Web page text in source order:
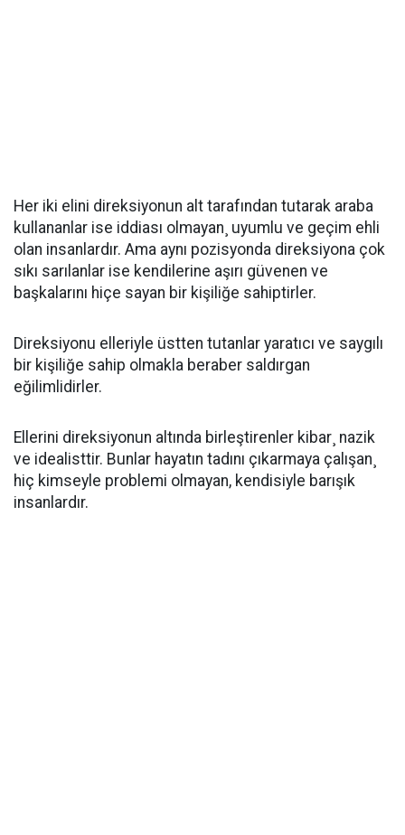
Her iki elini direksiyonun alt tarafından tutarak araba
kullananlar ise iddiası olmayan¸ uyumlu ve geçim ehli
olan insanlardır. Ama aynı pozisyonda direksiyona çok
sıkı sarılanlar ise kendilerine aşırı güvenen ve
başkalarını hiçe sayan bir kişiliğe sahiptirler.
Direksiyonu elleriyle üstten tutanlar yaratıcı ve saygılı
bir kişiliğe sahip olmakla beraber saldırgan
eğilimlidirler.
Ellerini direksiyonun altında birleştirenler kibar¸ nazik
ve idealisttir. Bunlar hayatın tadını çıkarmaya çalışan¸
hiç kimseyle problemi olmayan, kendisiyle barışık
insanlardır.